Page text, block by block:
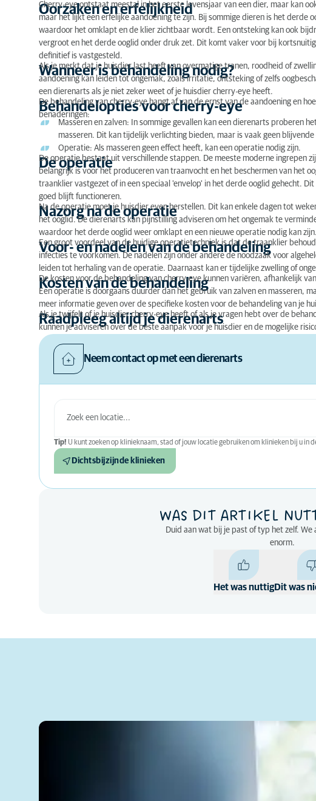
Behandelopties voor cherry-eye
De operatie
Nazorg na de operatie
Voor- en nadelen van de behandeling
Kosten van de behandeling
Raadpleeg altijd je dierenarts
Oorzaken en erfelijkheid
Cherry-eye ontstaat meestal in het eerste levensjaar van een dier, maar kan
maar het lijkt een erfelijke aandoening te zijn. Bij sommige dieren is het derde
waardoor het omklapt en de klier zichtbaar wordt. Een ontsteking kan ook
vergroot en het derde ooglid onder druk zet. Dit komt vaker voor bij
definitief is vastgesteld.
Wanneer is behandeling nodig?
Als je merkt dat je huisdier last heeft van overmatige tranen, roodheid of
aandoening kan leiden tot ongemak, zoals irritatie, ontsteking of zelfs
een dierenarts als je niet zeker weet of je huisdier cherry-eye heeft.
Behandelopties voor cherry-eye
De behandeling van cherry-eye hangt af van de ernst van de aandoening en
benaderingen:
Masseren en zalven: In sommige gevallen kan een dierenarts proberen
masseren. Dit kan tijdelijk verlichting bieden, maar is vaak geen blijvende
Operatie: Als masseren geen effect heeft, kan een operatie nodig zijn.
De operatie
De operatie bestaat uit verschillende stappen. De meeste moderne ingrepen
belangrijk is voor het produceren van traanvocht en het beschermen van het
traanklier vastgezet of in een speciaal 'envelop' in het derde ooglid gehecht.
goed blijft functioneren.
Nazorg na de operatie
Na de operatie moet je huisdier even herstellen. Dit kan enkele dagen tot
het ooglid. De dierenarts kan pijnstilling adviseren om het ongemak te
waardoor het derde ooglid weer omklapt en een nieuwe operatie nodig kan zijn.
Voor- en nadelen van de behandeling
Een groot voordeel van de huidige operatietechniek is dat de traanklier
infecties te voorkomen. De nadelen zijn onder andere de noodzaak voor
leiden tot herhaling van de operatie. Daarnaast kan er tijdelijke zwelling of
Kosten van de behandeling
De kosten voor de behandeling van cherry-eye kunnen variëren, afhankelijk
Een operatie is doorgaans duurder dan het gebruik van zalven en masseren,
meer informatie geven over de specifieke kosten voor de behandeling van je
Raadpleeg altijd je dierenarts
Als je twijfelt of je huisdier cherry-eye heeft of als je vragen hebt over de
kunnen je adviseren over de beste aanpak voor je huisdier en de mogelijke
Neem contact op met een dierenarts
Tip! U kunt zoeken op klinieknaam, stad of jouw locatie gebruiken om klinieken bij u in
Dichtsbijzijnde klinieken
WAS DIT ARTIKEL
Duid aan wat bij je past of typ het zelf.
enorm.
Het was nuttigDit was